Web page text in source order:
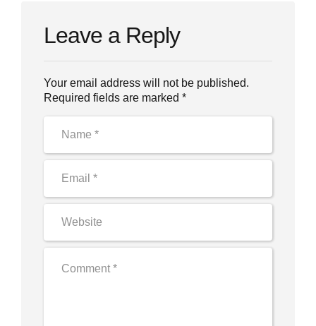
Leave a Reply
Your email address will not be published.
Required fields are marked *